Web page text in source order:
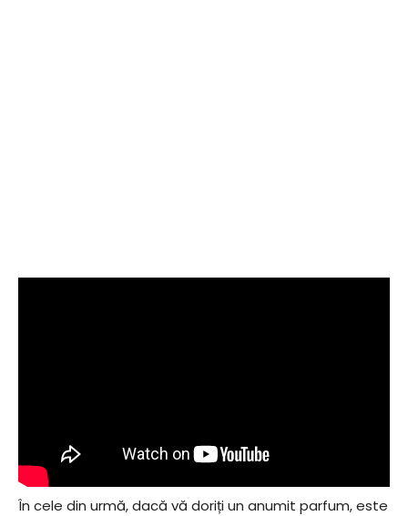
În cele din urmă, dacă vă doriți un anumit parfum, este